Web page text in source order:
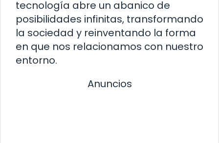
tecnología abre un abanico de
posibilidades infinitas, transformando
la sociedad y reinventando la forma
en que nos relacionamos con nuestro
entorno.
Anuncios